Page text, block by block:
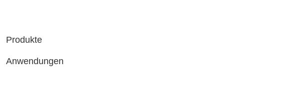
Produkte
Anwendungen